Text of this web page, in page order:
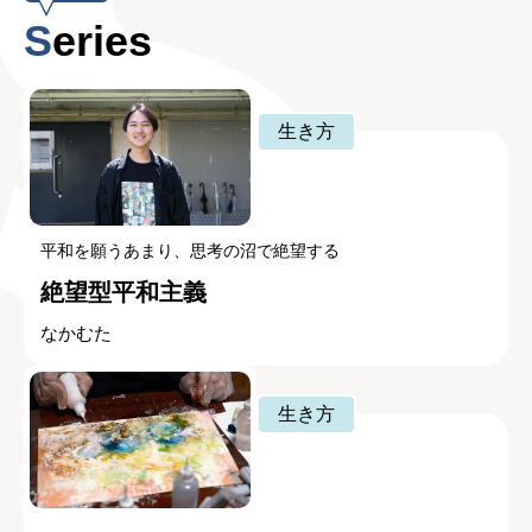
Series
生き方
平和を願うあまり、思考の沼で絶望する
絶望型平和主義
なかむた
生き方